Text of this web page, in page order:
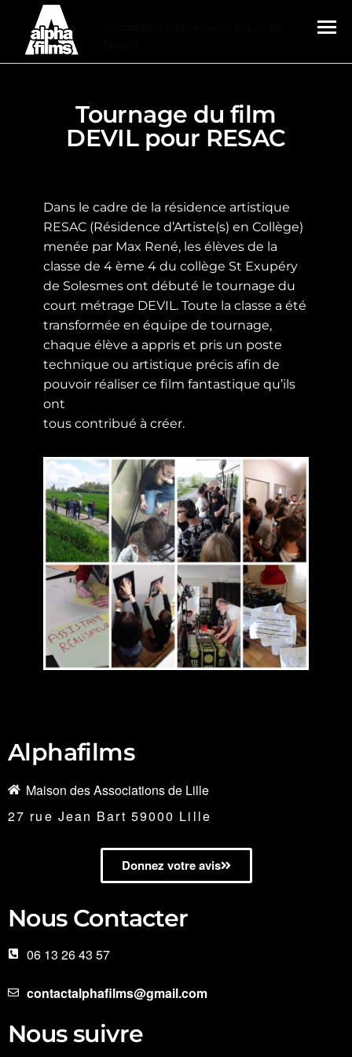
Tournage du film
DEVIL pour RESAC
Dans le cadre de la résidence artistique
RESAC (Résidence d’Artiste(s) en Collège)
menée par Max René, les élèves de la
classe de 4 ème 4 du collège St Exupéry
de Solesmes ont débuté le tournage du
court métrage DEVIL. Toute la classe a été
transformée en équipe de tournage,
chaque élève a appris et pris un poste
technique ou artistique précis afin de
pouvoir réaliser ce film fantastique qu’ils
ont
tous contribué à créer.
Alphafilms
Maison des Associations de Lille
27 rue Jean Bart 59000 Lille
Donnez votre avis
Nous Contacter
06 13 26 43 57
contactalphafilms@gmail.com
Nous suivre